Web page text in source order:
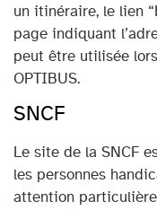
un itinéraire, le lien
page indiquant
peut être utilisée
OPTIBUS.
SNCF
Le site de la SNCF
les personnes
attention